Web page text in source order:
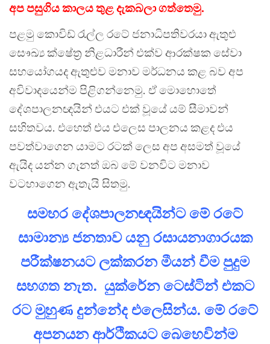
අප පසුගිය කාලය තුළ දැකබලා ගත්තෙමු.
පළමු කොවිඩ් රැල්ල රටේ ජනාධිපතිවරයා ඇතුළු
සෞඛ්‍ය ක්ෂේත්‍ර නිළධාරීන් එක්ව ආරක්ෂක සේවා
සහයෝගයද ඇතුළුව මනාව මර්ධනය කළ බව අප
අවිවාදයෙන්ම පිළිගන්නෙමු. ඒ මොහොතේ
දේශපාලනඥයින් එයට එක් වූයේ යම් සීමාවන්
සහිතවය. එහෙත් එය එලෙස පාලනය කළද එය
පවත්වාගෙන යාමට රටක් ලෙස අප අසමත් වූයේ
ඇයිද යන්න ගැනත් ඔබ මේ වනවිට මනාව
වටහාගෙන ඇතැයි සිතමු.
සමහර දේශපාලනඥයින්ට මේ රටේ
සාමාන්‍ය ජනතාව යනු රසායනාගාරයක
පරීක්ෂනයට ලක්කරන මීයන් වීම පුදුම
සහගත නැත. යුක්රේන ටෙස්ටින් එකට
රට මුහුණ දුන්නේද එලෙසින්ය. මේ රටේ
අපනයන ආර්ථිකයට බෙහෙවින්ම